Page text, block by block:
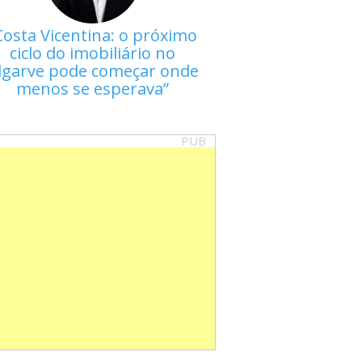
Vicentina: o próximo
ciclo do imobiliário no
pode começar onde
menos se esperava
PUB